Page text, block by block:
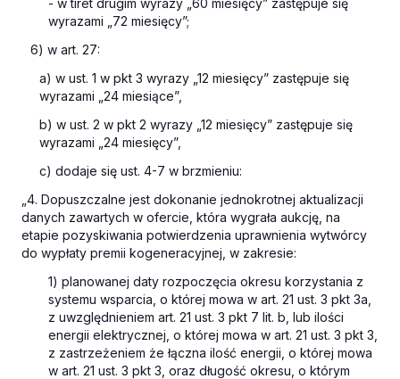
- w tiret drugim wyrazy „60 miesięcy” zastępuje się
wyrazami „72 miesięcy”;
6) w art. 27:
a) w ust. 1 w pkt 3 wyrazy „12 miesięcy” zastępuje się
wyrazami „24 miesiące”,
b) w ust. 2 w pkt 2 wyrazy „12 miesięcy” zastępuje się
wyrazami „24 miesięcy”,
c) dodaje się ust. 4-7 w brzmieniu:
„4. Dopuszczalne jest dokonanie jednokrotnej aktualizacji
danych zawartych w ofercie, która wygrała aukcję, na
etapie pozyskiwania potwierdzenia uprawnienia wytwórcy
do wypłaty premii kogeneracyjnej, w zakresie:
1) planowanej daty rozpoczęcia okresu korzystania z
systemu wsparcia, o której mowa w art. 21 ust. 3 pkt 3a,
z uwzględnieniem art. 21 ust. 3 pkt 7 lit. b, lub ilości
energii elektrycznej, o której mowa w art. 21 ust. 3 pkt 3,
z zastrzeżeniem że łączna ilość energii, o której mowa
w art. 21 ust. 3 pkt 3, oraz długość okresu, o którym